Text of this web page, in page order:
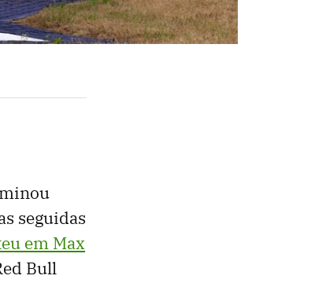
seguidas
em Max
Bull